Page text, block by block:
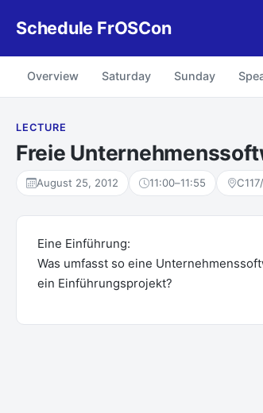
Schedule FrOSCon
Overview Saturday Sunday
LECTURE
Freie
August 25, 2012 11:00–11:55
Eine Einführung:
Was umfasst so eine
ein Einführungsprojekt?